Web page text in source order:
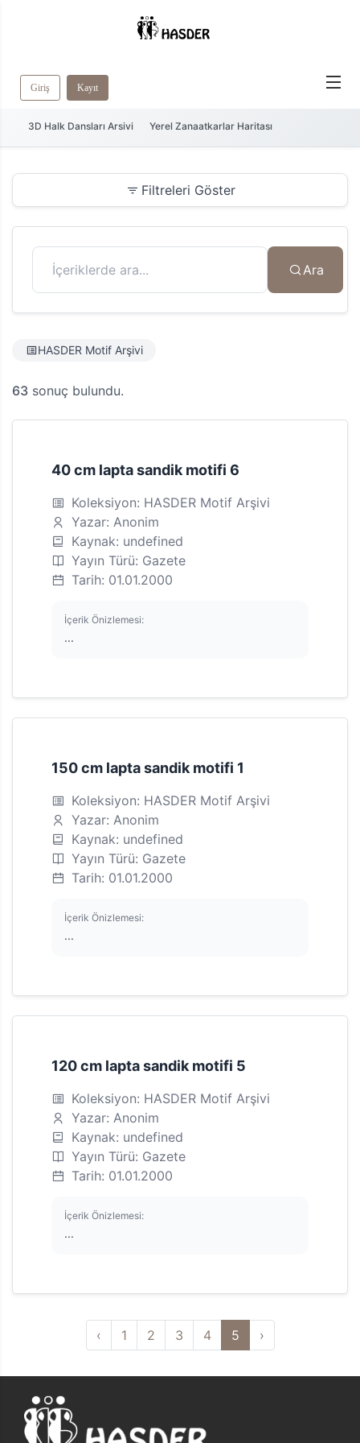
Giriş Kayıt
3D Halk Dansları Arsivi Yerel Zanaatkarlar Haritası
Filtreleri Göster
Ara
HASDER Motif Arşivi
63 sonuç bulundu.
40 cm lapta sandik motifi 6
Koleksiyon: HASDER Motif Arşivi
Yazar: Anonim
Kaynak: undefined
Yayın Türü: Gazete
Tarih: 01.01.2000
İçerik Önizlemesi:
...
150 cm lapta sandik motifi 1
Koleksiyon: HASDER Motif Arşivi
Yazar: Anonim
Kaynak: undefined
Yayın Türü: Gazete
Tarih: 01.01.2000
İçerik Önizlemesi:
...
120 cm lapta sandik motifi 5
Koleksiyon: HASDER Motif Arşivi
Yazar: Anonim
Kaynak: undefined
Yayın Türü: Gazete
Tarih: 01.01.2000
İçerik Önizlemesi:
...
‹ 1 2 3 4 5 ›